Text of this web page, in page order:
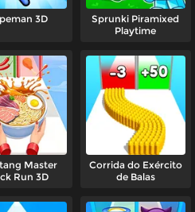
3D
Sprunki Piramixed
Playtime
Master
Run 3D
Corrida do Exército
de Balas